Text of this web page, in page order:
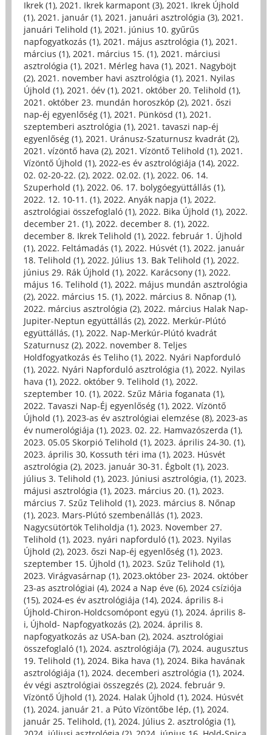
Ikrek (1), 2021. Ikrek karmapont (3), 2021. Ikrek Újhold
(1), 2021. január (1), 2021. januári asztrológia (3), 2021.
januári Telihold (1), 2021. június 10. gyűrűs
napfogyatkozás (1), 2021. május asztrológia (1), 2021.
március (1), 2021. március 15. (1), 2021. márciusi
asztrológia (1), 2021. Mérleg hava (1), 2021. Nagyböjt
(2), 2021. november havi asztrológia (1), 2021. Nyilas
Újhold (1), 2021. óév (1), 2021. október 20. Telihold (1),
2021. október 23. mundán horoszkóp (2), 2021. őszi
nap-éj egyenlőség (1), 2021. Pünkösd (1), 2021.
szeptemberi asztrológia (1), 2021. tavaszi nap-éj
egyenlőség (1), 2021. Uránusz-Szaturnusz kvadrát (2),
2021. vízöntő hava (2), 2021. Vízöntő Telihold (1), 2021.
Vízöntő Újhold (1), 2022-es év asztrológiája (14), 2022.
02. 02-20-22. (2), 2022. 02.02. (1), 2022. 06. 14.
Szuperhold (1), 2022. 06. 17. bolygóegyüttállás (1),
2022. 12. 10-11. (1), 2022. Anyák napja (1), 2022.
asztrológiai összefoglaló (1), 2022. Bika Újhold (1), 2022.
december 21. (1), 2022. december 8. (1), 2022.
december 8. Ikrek Telihold (1), 2022. február 1. Újhold
(1), 2022. Feltámadás (1), 2022. Húsvét (1), 2022. január
18. Telihold (1), 2022. Július 13. Bak Telihold (1), 2022.
június 29. Rák Újhold (1), 2022. Karácsony (1), 2022.
május 16. Telihold (1), 2022. május mundán asztrológia
(2), 2022. március 15. (1), 2022. március 8. Nőnap (1),
2022. március asztrológia (2), 2022. március Halak Nap-
Jupiter-Neptun együttállás (2), 2022. Merkúr-Plútó
együttállás, (1), 2022. Nap-Merkúr-Plútó kvadrát
Szaturnusz (2), 2022. november 8. Teljes
Holdfogyatkozás és Teliho (1), 2022. Nyári Napforduló
(1), 2022. Nyári Napforduló asztrológia (1), 2022. Nyilas
hava (1), 2022. október 9. Telihold (1), 2022.
szeptember 10. (1), 2022. Szűz Mária foganata (1),
2022. Tavaszi Nap-Éj egyenlőség (1), 2022. Vízöntő
Újhold (1), 2023-as év asztrológiai elemzése (8), 2023-as
év numerológiája (1), 2023. 02. 22. Hamvazószerda (1),
2023. 05.05 Skorpió Telihold (1), 2023. április 24-30. (1),
2023. április 30, Kossuth téri ima (1), 2023. Húsvét
asztrológia (2), 2023. január 30-31. Égbolt (1), 2023.
július 3. Telihold (1), 2023. Júniusi asztrológia, (1), 2023.
májusi asztrológia (1), 2023. március 20. (1), 2023.
március 7. Szűz Telihold (1), 2023. március 8. Nőnap
(1), 2023. Mars-Plútó szembenállás (1), 2023.
Nagycsütörtök Teliholdja (1), 2023. November 27.
Telihold (1), 2023. nyári napforduló (1), 2023. Nyilas
Újhold (2), 2023. őszi Nap-éj egyenlőség (1), 2023.
szeptember 15. Újhold (1), 2023. Szűz Telihold (1),
2023. Virágvasárnap (1), 2023.október 23- 2024. október
23-as asztrológiai (4), 2024 a Nap éve (6), 2024 csíziója
(15), 2024-es év asztrológiája (14), 2024. április 8-i
Újhold-Chiron-Holdcsomópont együ (1), 2024. április 8-
i, Újhold- Napfogyatkozás (2), 2024. április 8.
napfogyatkozás az USA-ban (2), 2024. asztrológiai
összefoglaló (1), 2024. asztrológiája (7), 2024. augusztus
19. Telihold (1), 2024. Bika hava (1), 2024. Bika havának
asztrológiája (1), 2024. decemberi asztrológia (1), 2024.
év végi asztrológiai összegzés (2), 2024. február 9.
Vízöntő Újhold (1), 2024. Halak Újhold (1), 2024. Húsvét
(1), 2024. január 21. a Púto Vízöntőbe lép, (1), 2024.
január 25. Telihold, (1), 2024. Július 2. asztrológia (1),